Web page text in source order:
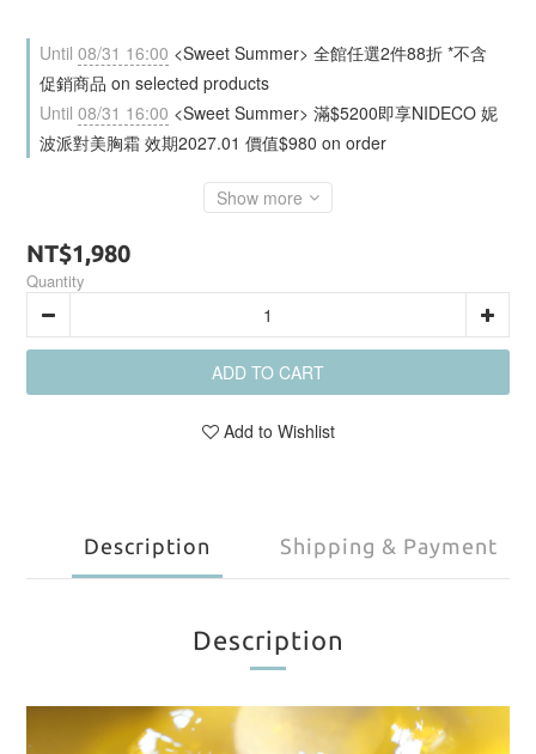
Until 08/31 16:00 <Sweet Summer> 全館任選2件88折 *不含
促銷商品 on selected products
Until 08/31 16:00 <Sweet Summer> 滿$5200即享NIDECO 妮
波派對美胸霜 效期2027.01 價值$980 on order
Show more
NT$1,980
Quantity
ADD TO CART
Add to Wishlist
Description Shipping & Payment
Description